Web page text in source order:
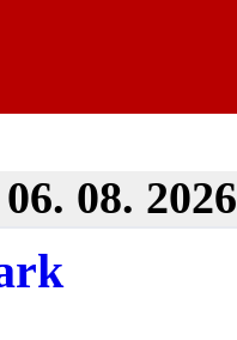
06. 08. 2026